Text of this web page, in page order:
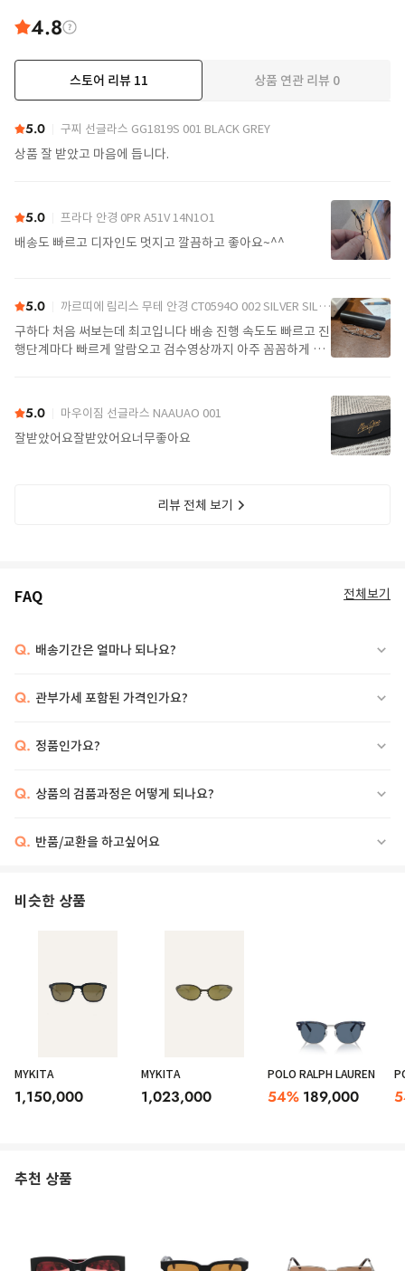
4.8
스토어 리뷰 11 상품 연관 리뷰 0
5.0 구찌 선글라스 GG1819S 001 BLACK GREY
상품 잘 받았고 마음에 듭니다.
5.0 프라다 안경 0PR A51V 14N1O1
배송도 빠르고 디자인도 멋지고 깔끔하고 좋아요~^^
5.0 까르띠에 림리스 무테 안경 CT0594O 002 SILVER SILVER TRANSPARENT
구하다 처음 써보는데 최고입니다 배송 진행 속도도 빠르고 진
행단계마다 빠르게 알람오고 검수영상까지 아주 꼼꼼하게 찍
5.0 마우이짐 선글라스 NAAUAO 001
잘받았어요잘받았어요너무좋아요
리뷰 전체 보기
FAQ 전체보기
Q. 배송기간은 얼마나 되나요?
Q. 관부가세 포함된 가격인가요?
Q. 정품인가요?
Q. 상품의 검품과정은 어떻게 되나요?
Q. 반품/교환을 하고싶어요
비슷한 상품
MYKITA
1,150,000
MYKITA
1,023,000
POLO RALPH LAUREN
54% 189,000
추천 상품